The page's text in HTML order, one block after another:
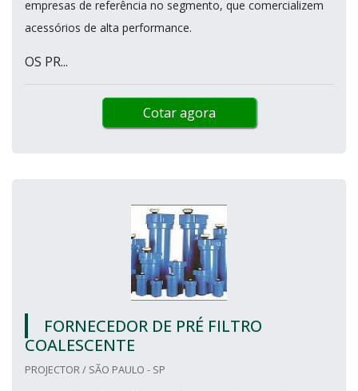
empresas de referência no segmento, que comercializem
acessórios de alta performance.
OS PR...
Cotar agora
FORNECEDOR DE PRÉ FILTRO
COALESCENTE
PROJECTOR / SÃO PAULO - SP